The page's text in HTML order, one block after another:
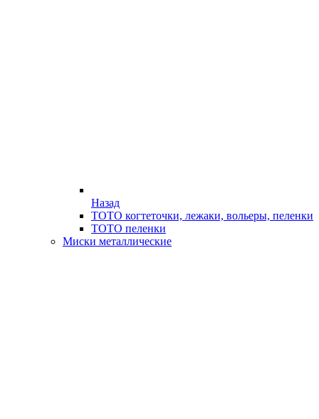
Назад
ТОТО когтеточки, лежаки, вольеры, пеленки
ТОТО пеленки
Миски металлические